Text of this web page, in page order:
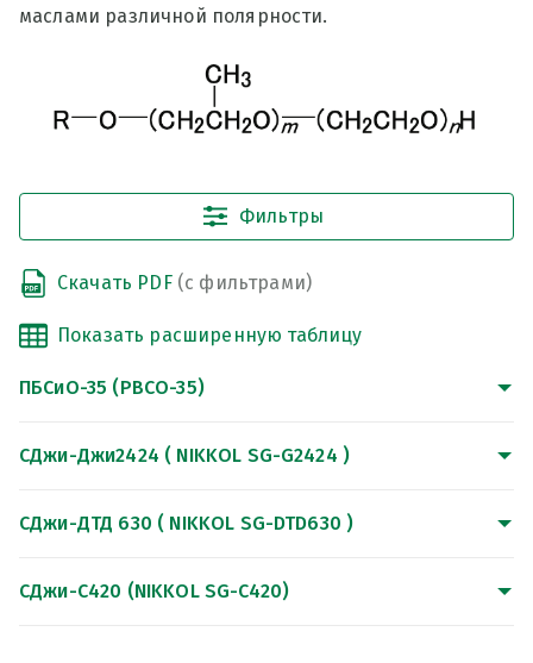
маслами различной полярности.
Фильтры
Скачать PDF (с фильтрами)
ПБСиО-35 (PBCO-35)
СДжи-Джи2424 ( NIKKOL SG-G2424 )
СДжи-ДТД 630 ( NIKKOL SG-DTD630 )
СДжи-С420 (NIKKOL SG-C420)